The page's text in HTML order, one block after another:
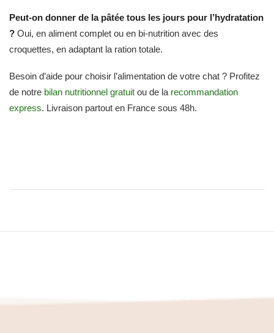
Peut-on donner de la pâtée tous les jours pour l’hydratation
? Oui, en aliment complet ou en bi-nutrition avec des
croquettes, en adaptant la ration totale.
Besoin d’aide pour choisir l’alimentation de votre chat ? Profitez
de notre bilan nutritionnel gratuit ou de la recommandation
express. Livraison partout en France sous 48h.